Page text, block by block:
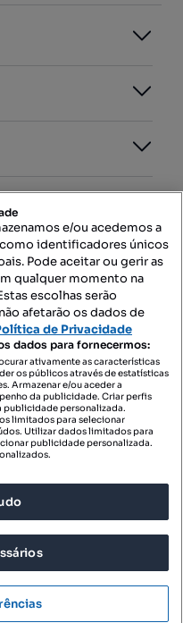
NA:
Portugal, S.A.
e/ou acedemos a
identificadores únicos
Pode aceitar ou gerir as
qualquer momento na
escolhas serão
afetarão os dados de
de Privacidade
dados para fornecermos:
ativamente as características
os públicos através de estatísticas
Armazenar e/ou aceder a
da publicidade. Criar perfis
publicidade personalizada.
limitados para selecionar
Utilizar dados limitados para
publicidade personalizada.